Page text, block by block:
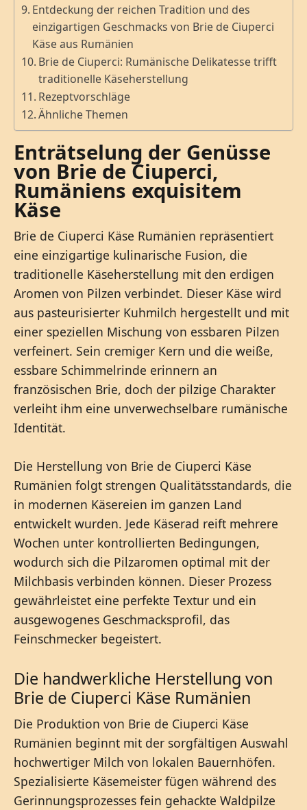
Entdeckung der reichen Tradition und des
einzigartigen Geschmacks von Brie de Ciuperci
Käse aus Rumänien
Brie de Ciuperci: Rumänische Delikatesse trifft
traditionelle Käseherstellung
Rezeptvorschläge
Ähnliche Themen
Enträtselung der Genüsse
von Brie de Ciuperci,
Rumäniens exquisitem
Käse
Brie de Ciuperci Käse Rumänien repräsentiert
eine einzigartige kulinarische Fusion, die
traditionelle Käseherstellung mit den erdigen
Aromen von Pilzen verbindet. Dieser Käse wird
aus pasteurisierter Kuhmilch hergestellt und mit
einer speziellen Mischung von essbaren Pilzen
verfeinert. Sein cremiger Kern und die weiße,
essbare Schimmelrinde erinnern an
französischen Brie, doch der pilzige Charakter
verleiht ihm eine unverwechselbare rumänische
Identität.
Die Herstellung von Brie de Ciuperci Käse
Rumänien folgt strengen Qualitätsstandards, die
in modernen Käsereien im ganzen Land
entwickelt wurden. Jede Käserad reift mehrere
Wochen unter kontrollierten Bedingungen,
wodurch sich die Pilzaromen optimal mit der
Milchbasis verbinden können. Dieser Prozess
gewährleistet eine perfekte Textur und ein
ausgewogenes Geschmacksprofil, das
Feinschmecker begeistert.
Die handwerkliche Herstellung von
Brie de Ciuperci Käse Rumänien
Die Produktion von Brie de Ciuperci Käse
Rumänien beginnt mit der sorgfältigen Auswahl
hochwertiger Milch von lokalen Bauernhöfen.
Spezialisierte Käsemeister fügen während des
Gerinnungsprozesses fein gehackte Waldpilze